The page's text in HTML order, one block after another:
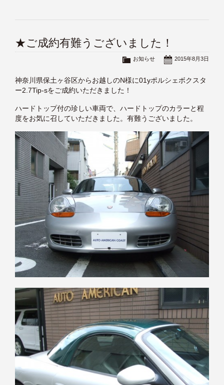
★ご成約有難うございました！
2015年8月3日
お知らせ
神奈川県保土ヶ谷区からお越しのN様に01yポルシェボクスタ
ー2.7Tip-sをご成約いただきました！
ハードトップ付の珍しい車両で、ハードトップのカラーと程
度をお気に召していただきました。有難うございました。